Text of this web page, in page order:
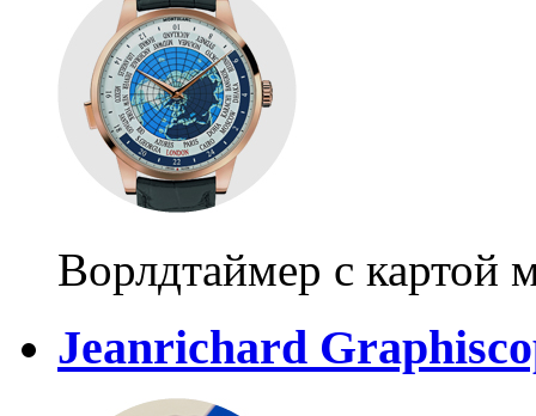
Ворлдтаймер с картой
Jeanrichard